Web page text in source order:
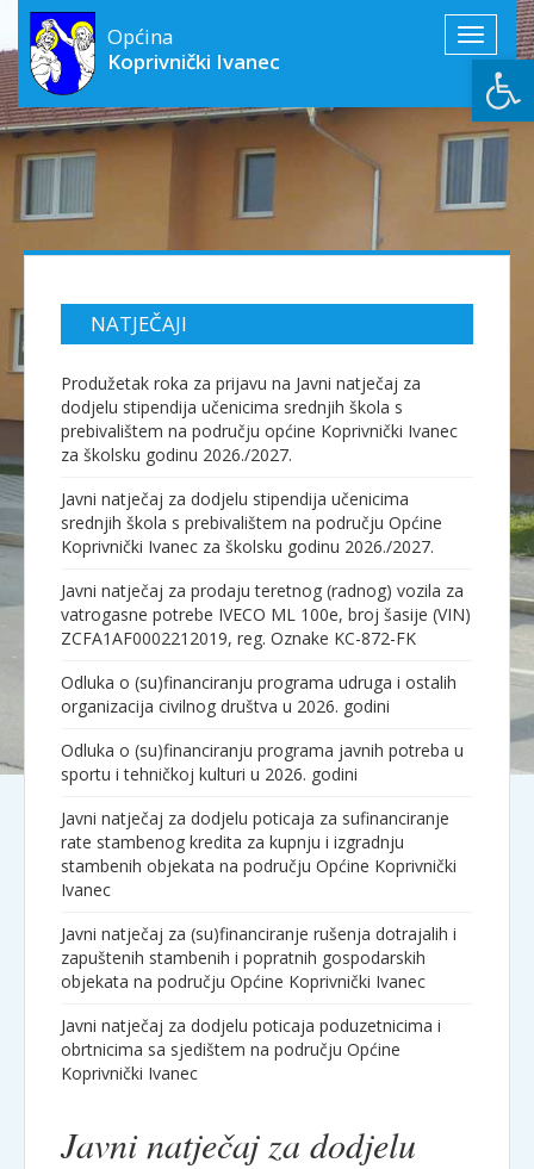
Toggle
Općina
Koprivnički Ivanec
NATJEČAJI
Produžetak roka za prijavu na Javni natječaj za
dodjelu stipendija učenicima srednjih škola s
prebivalištem na području općine Koprivnički Ivanec
za školsku godinu 2026./2027.
Javni natječaj za dodjelu stipendija učenicima
srednjih škola s prebivalištem na području Općine
Koprivnički Ivanec za školsku godinu 2026./2027.
Javni natječaj za prodaju teretnog (radnog) vozila za
vatrogasne potrebe IVECO ML 100e, broj šasije (VIN)
ZCFA1AF0002212019, reg. Oznake KC-872-FK
Odluka o (su)financiranju programa udruga i ostalih
organizacija civilnog društva u 2026. godini
Odluka o (su)financiranju programa javnih potreba u
sportu i tehničkoj kulturi u 2026. godini
Javni natječaj za dodjelu poticaja za sufinanciranje
rate stambenog kredita za kupnju i izgradnju
stambenih objekata na području Općine Koprivnički
Ivanec
Javni natječaj za (su)financiranje rušenja dotrajalih i
zapuštenih stambenih i popratnih gospodarskih
objekata na području Općine Koprivnički Ivanec
Javni natječaj za dodjelu poticaja poduzetnicima i
obrtnicima sa sjedištem na području Općine
Koprivnički Ivanec
Javni natječaj za dodjelu